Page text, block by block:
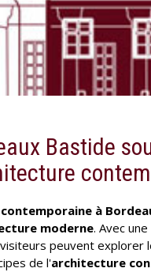
Bastide
à
moderne. Avec une
peuvent explorer
de l'architecture